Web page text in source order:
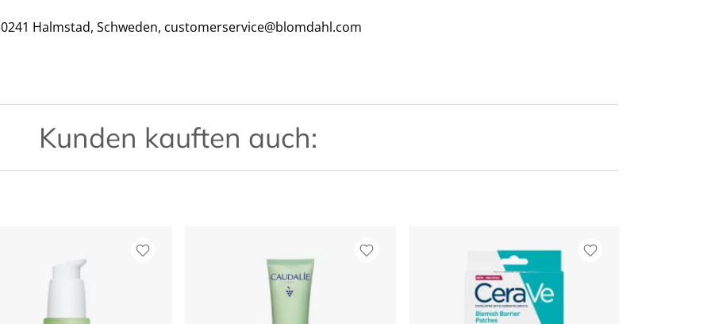
Halmstad, Schweden, customerservice@blomdahl.com
Kunden kauften auch: